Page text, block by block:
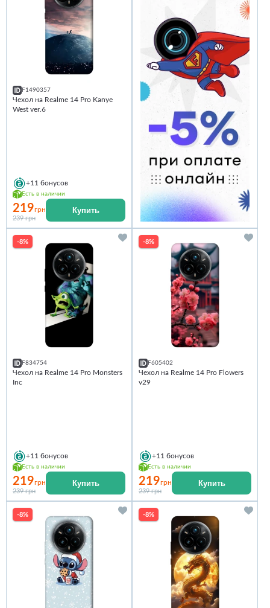
F1490357
Чехол на Realme 14 Pro Kanye
West ver.6
+11 бонусов
Есть в наличии
219грн
239 грн
Купить
-8%
F834754
Чехол на Realme 14 Pro Monsters
Inc
+11 бонусов
Есть в наличии
219грн
239 грн
Купить
-8%
F605402
Чехол на Realme 14 Pro Flowers
v29
+11 бонусов
Есть в наличии
219грн
239 грн
Купить
-8% -8%